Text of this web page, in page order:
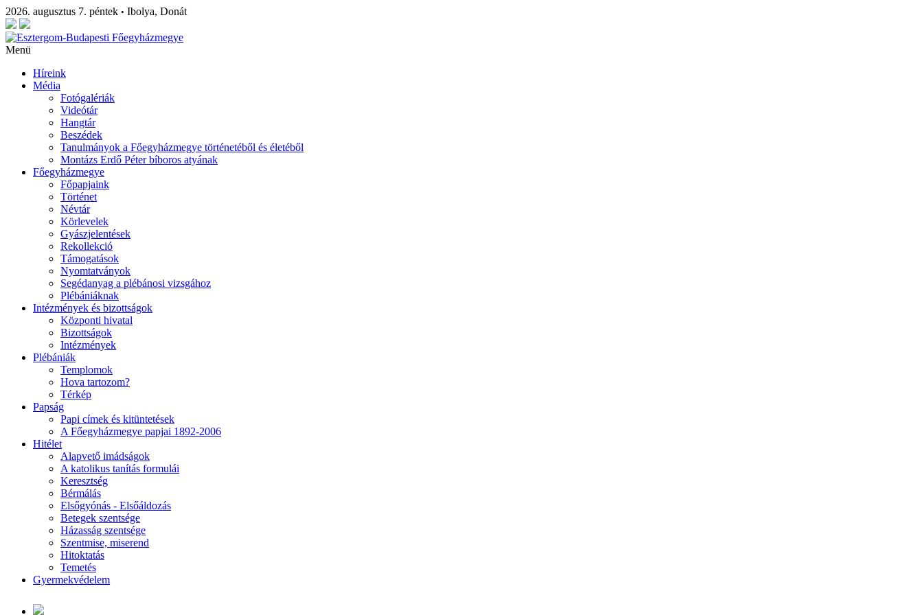
2026. augusztus 7. péntek • Ibolya, Donát
Menü
Híreink
Média
Fotógalériák
Videótár
Hangtár
Beszédek
Tanulmányok a Főegyházmegye történetéből és életéből
Montázs Erdő Péter bíboros atyának
Főegyházmegye
Főpapjaink
Történet
Névtár
Körlevelek
Gyászjelentések
Rekollekció
Támogatások
Nyomtatványok
Segédanyag a plébánosi vizsgához
Plébániáknak
Intézmények és bizottságok
Központi hivatal
Bizottságok
Intézmények
Plébániák
Templomok
Hova tartozom?
Térkép
Papság
Papi címek és kitüntetések
A Főegyházmegye papjai 1892-2006
Hitélet
Alapvető imádságok
A katolikus tanítás formulái
Keresztség
Bérmálás
Elsőgyónás - Elsőáldozás
Betegek szentsége
Házasság szentsége
Szentmise, miserend
Hitoktatás
Temetés
Gyermekvédelem